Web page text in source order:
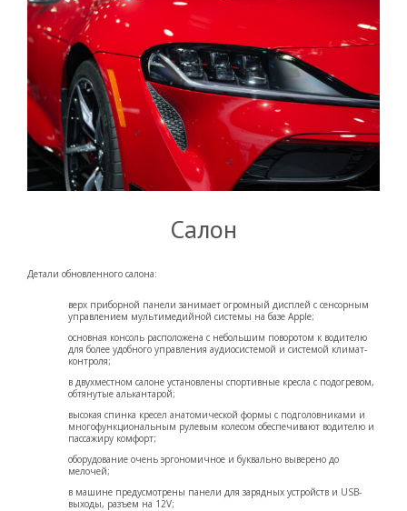
Салон
Детали обновленного салона:
верх приборной панели занимает огромный дисплей с сенсорным
управлением мультимедийной системы на базе Apple;
основная консоль расположена с небольшим поворотом к водителю
для более удобного управления аудиосистемой и системой климат-
контроля;
в двухместном салоне установлены спортивные кресла с подогревом,
обтянутые алькантарой;
высокая спинка кресел анатомической формы с подголовниками и
многофункциональным рулевым колесом обеспечивают водителю и
пассажиру комфорт;
оборудование очень эргономичное и буквально выверено до
мелочей;
в машине предусмотрены панели для зарядных устройств и USB-
выходы, разъем на 12V;